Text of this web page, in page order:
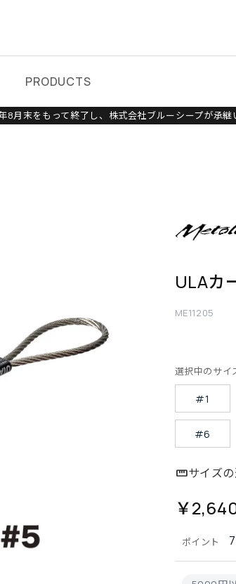
PRODUCTS
月末をもって終了し、株式会社ブルーシープが承継
ULAカ
ME11205
ポイント
選択中のサイ
#1
#6
サイズ
￥